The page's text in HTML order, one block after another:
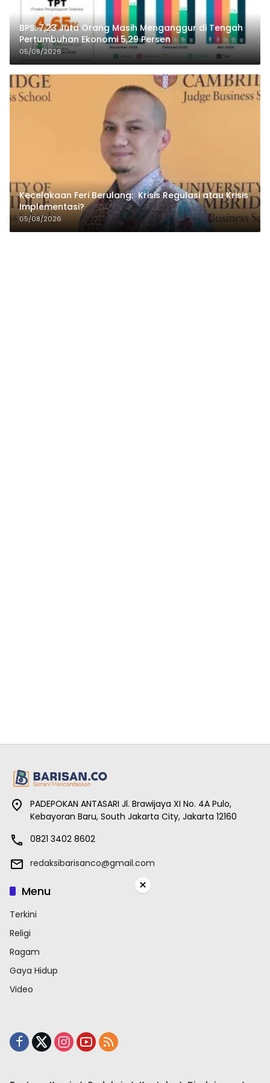
BPS: 7,23 Juta Orang Masih Menganggur di Tengah
Pertumbuhan Ekonomi 5,29 Persen
05/08/2026
Kecelakaan Feri Berulang: Krisis Regulasi atau Krisis
Implementasi?
05/08/2026
PADEPOKAN ANTASARI Jl. Brawijaya XI No. 4A Pulo,
Kebayoran Baru, South Jakarta City, Jakarta 12160
0821 3402 8602
redaksibarisanco@gmail.com
Menu
Terkini
Religi
Ragam
Gaya Hidup
Video
×